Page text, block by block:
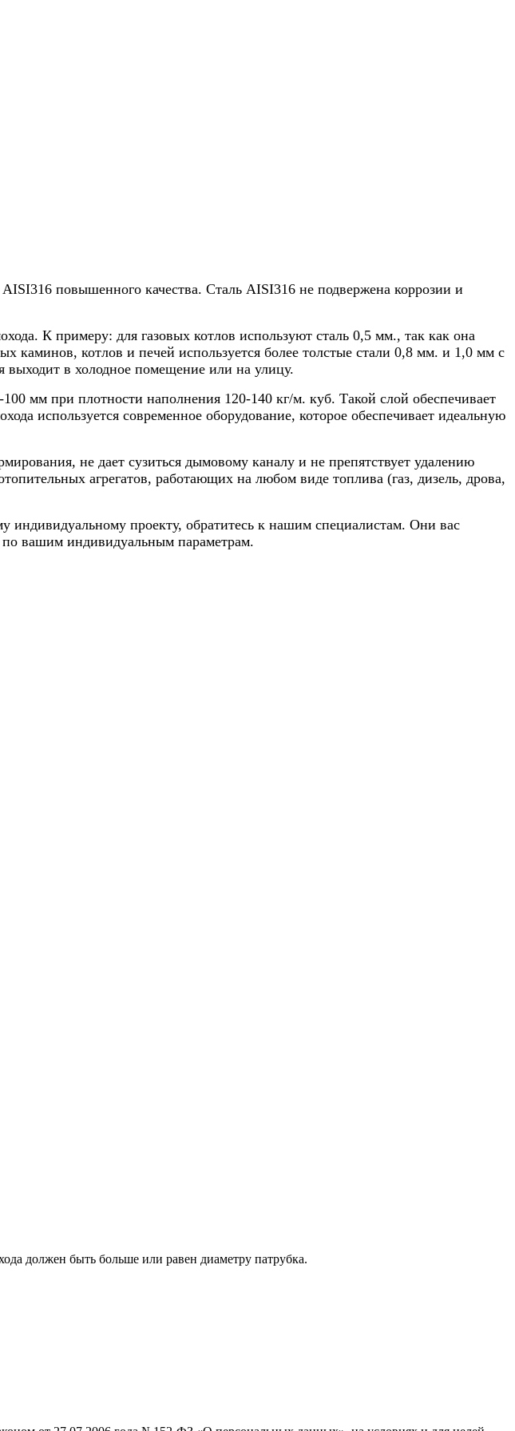
повышенного качества. Сталь AISI316 не подвержена коррозии и
К примеру: для газовых котлов используют сталь 0,5 мм., так как она
каминов, котлов и печей используется более толстые стали 0,8 мм. и 1,0 мм с
выходит в холодное помещение или на улицу.
мм при плотности наполнения 120-140 кг/м. куб. Такой слой обеспечивает
используется современное оборудование, которое обеспечивает идеальную
не дает сузиться дымовому каналу и не препятствует удалению
агрегатов, работающих на любом виде топлива (газ, дизель, дрова,
индивидуальному проекту, обратитесь к нашим специалистам. Они вас
по вашим индивидуальным параметрам.
должен быть больше или равен диаметру патрубка.